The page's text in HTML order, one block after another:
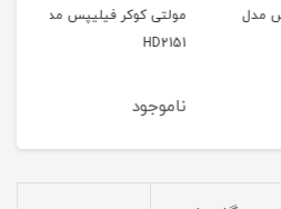
مولتی کوکر فیلیپس مدل
HD2151
ناموجود